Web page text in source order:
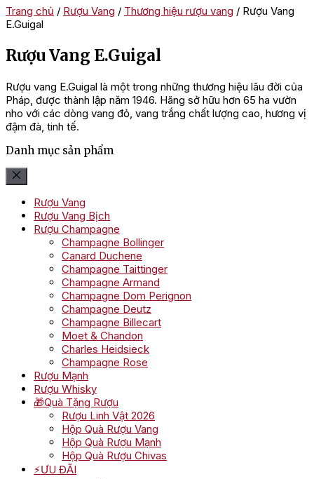
Trang chủ / Rượu Vang / Thương hiệu rượu vang / Rượu Vang
E.Guigal
Rượu Vang E.Guigal
Rượu vang E.Guigal là một trong những thương hiệu lâu đời của
Pháp, được thành lập năm 1946. Hãng sở hữu hơn 65 ha vườn
nho với các dòng vang đỏ, vang trắng chất lượng cao, hương vị
đậm đà, tinh tế.
Danh mục sản phẩm
Rượu Vang
Rượu Vang Bịch
Rượu Champagne
Champagne Bollinger
Canard Duchene
Champagne Taittinger
Champagne Armand
Champagne Dom Perignon
Champagne Deutz
Champagne Billecart
Moet & Chandon
Charles Heidsieck
Champagne Rose
Rượu Mạnh
Rượu Whisky
🎁Quà Tặng Rượu
Rượu Linh Vật 2026
Hộp Quà Rượu Vang
Hộp Quà Rượu Mạnh
Hộp Quà Rượu Chivas
⚡ƯU ĐÃI